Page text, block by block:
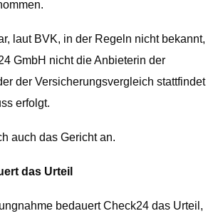
laut BVK, in der Regeln nicht bekannt,
GmbH nicht die Anbieterin der
der Versicherungsvergleich stattfindet
erfolgt.
auch das Gericht an.
das Urteil
bedauert Check24 das Urteil,